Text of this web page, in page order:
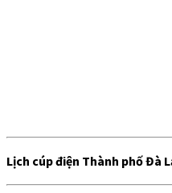
Lịch cúp điện Thành phố Đà